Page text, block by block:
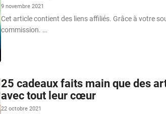
9 novembre 2021
Cet article contient des liens affiliés. Grâce à votre
commission. …
25 cadeaux faits main que des
avec tout leur cœur
22 octobre 2021